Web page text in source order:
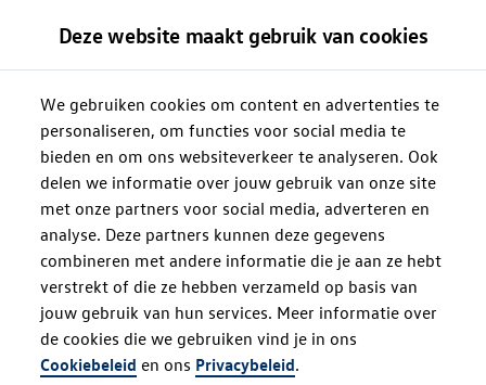
Deze website maakt gebruik van cookies
We gebruiken cookies om content en advertenties te
personaliseren, om functies voor social media te
bieden en om ons websiteverkeer te analyseren. Ook
delen we informatie over jouw gebruik van onze site
met onze partners voor social media, adverteren en
analyse. Deze partners kunnen deze gegevens
combineren met andere informatie die je aan ze hebt
verstrekt of die ze hebben verzameld op basis van
jouw gebruik van hun services. Meer informatie over
de cookies die we gebruiken vind je in ons
Cookiebeleid en ons Privacybeleid.
Oops!